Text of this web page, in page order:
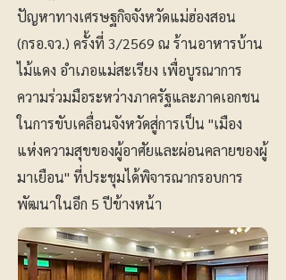
ปัญหาทางเศรษฐกิจจังหวัดแม่ฮ่องสอน
(กรอ.จว.) ครั้งที่ 3/2569 ณ ร้านอาหารบ้าน
ไม้แดง อำเภอแม่สะเรียง เพื่อบูรณาการ
ความร่วมมือระหว่างภาครัฐและภาคเอกชน
ในการขับเคลื่อนจังหวัดสู่การเป็น "เมือง
แห่งความสุขของผู้อาศัยและผ่อนคลายของผู้
มาเยือน" ที่ประชุมได้พิจารณากรอบการ
พัฒนาในอีก 5 ปีข้างหน้า